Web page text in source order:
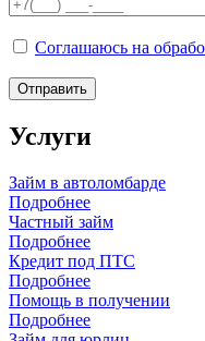
Соглашаюсь на
Отправить
Услуги
Займ в автоломбарде
Подробнее
Частный займ
Подробнее
Кредит под ПТС
Подробнее
Помощь в получении
Подробнее